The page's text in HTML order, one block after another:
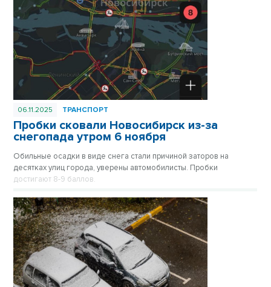
06.11.2025 ТРАНСПОРТ
Пробки сковали Новосибирск из-за
снегопада утром 6 ноября
Обильные осадки в виде снега стали причиной заторов на
десятках улиц города, уверены автомобилисты. Пробки
достигают 8-9 баллов.